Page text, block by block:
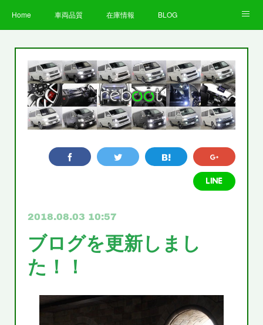
Home 車両品質 在庫情報 BLOG
お客様の声 STAFF 企業情報
プライバシーポリシー
2018.08.03 10:57
ブログを更新しまし
た！！